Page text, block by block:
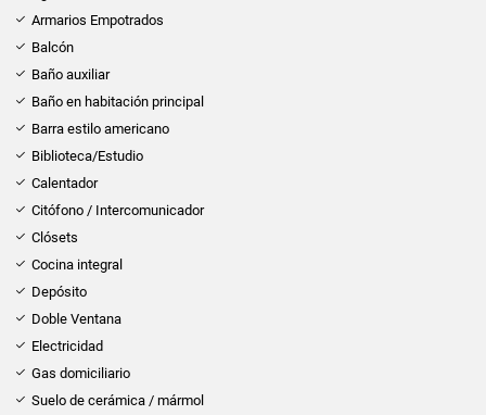
Armarios Empotrados
Balcón
Baño auxiliar
Baño en habitación principal
Barra estilo americano
Biblioteca/Estudio
Calentador
Citófono / Intercomunicador
Clósets
Cocina integral
Depósito
Doble Ventana
Electricidad
Gas domiciliario
Suelo de cerámica / mármol